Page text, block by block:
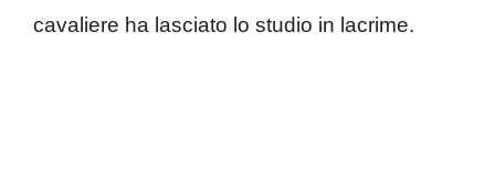
cavaliere ha lasciato lo studio in lacrime.